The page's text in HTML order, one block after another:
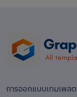
การออกแบบเทมเพ